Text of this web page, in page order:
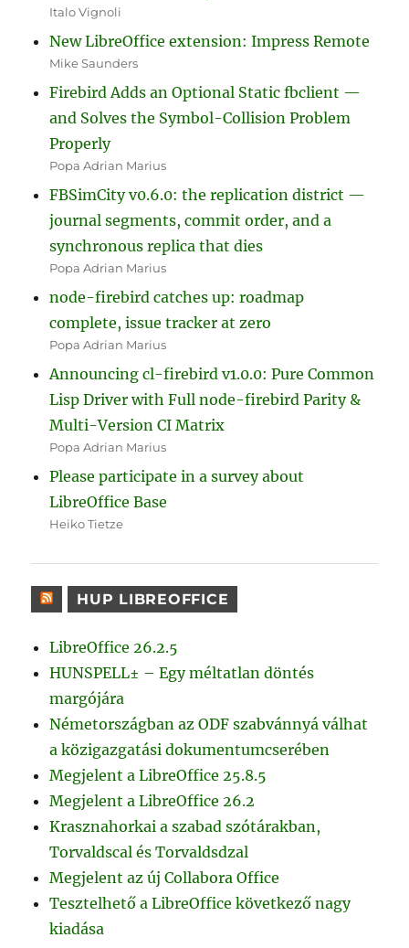
Italo Vignoli
New LibreOffice extension: Impress Remote
Mike Saunders
Firebird Adds an Optional Static fbclient —
and Solves the Symbol-Collision Problem
Properly
Popa Adrian Marius
FBSimCity v0.6.0: the replication district —
journal segments, commit order, and a
synchronous replica that dies
Popa Adrian Marius
node-firebird catches up: roadmap
complete, issue tracker at zero
Popa Adrian Marius
Announcing cl-firebird v1.0.0: Pure Common
Lisp Driver with Full node-firebird Parity &
Multi-Version CI Matrix
Popa Adrian Marius
Please participate in a survey about
LibreOffice Base
Heiko Tietze
HUP LIBREOFFICE
LibreOffice 26.2.5
HUNSPELL± – Egy méltatlan döntés
margójára
Németországban az ODF szabvánnyá válhat
a közigazgatási dokumentumcserében
Megjelent a LibreOffice 25.8.5
Megjelent a LibreOffice 26.2
Krasznahorkai a szabad szótárakban,
Torvaldscal és Torvaldsdzal
Megjelent az új Collabora Office
Tesztelhető a LibreOffice következő nagy
kiadása